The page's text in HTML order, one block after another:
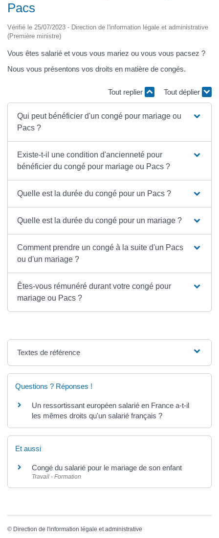
Pacs
Vérifié le 25/07/2023 - Direction de l'information légale et administrative
(Première ministre)
Vous êtes salarié et vous vous mariez ou vous vous pacsez ?
Nous vous présentons vos droits en matière de congés.
Tout replier Tout déplier
Qui peut bénéficier d'un congé pour mariage ou
Pacs ?
Existe-t-il une condition d'ancienneté pour
bénéficier du congé pour mariage ou Pacs ?
Quelle est la durée du congé pour un Pacs ?
Quelle est la durée du congé pour un mariage ?
Comment prendre un congé à la suite d'un Pacs
ou d'un mariage ?
Êtes-vous rémunéré durant votre congé pour
mariage ou Pacs ?
Textes de référence
Questions ? Réponses !
Un ressortissant européen salarié en France a-t-il
les mêmes droits qu'un salarié français ?
Et aussi
Congé du salarié pour le mariage de son enfant
Travail - Formation
© Direction de l'information légale et administrative